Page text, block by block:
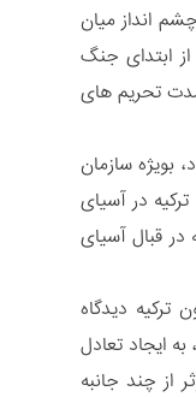
انداز میان
ابتدای جنگ
مدت تحریم های
بویژه سازمان
در آسیای
قبال آسیای
دیدگاه
ایجاد تعادل
چند جانبه